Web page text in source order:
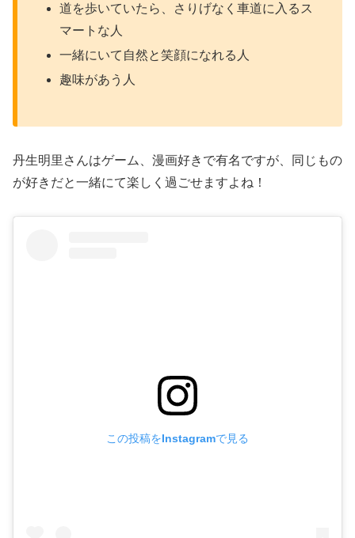
道を歩いていたら、さりげなく車道に入るス
マートな人
一緒にいて自然と笑顔になれる人
趣味があう人
丹生明里さんはゲーム、漫画好きで有名ですが、同じもの
が好きだと一緒にて楽しく過ごせますよね！
この投稿をInstagramで見る